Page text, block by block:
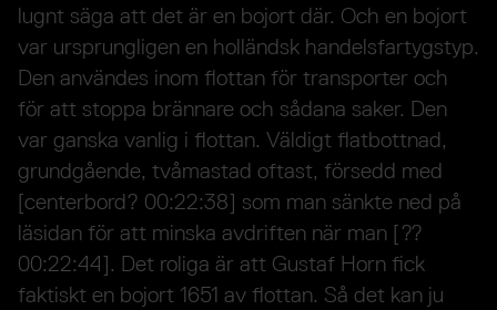
lugnt säga att det är en bojort där. Och en bojort
var ursprungligen en holländsk handelsfartygstyp.
Den användes inom flottan för transporter och
för att stoppa brännare och sådana saker. Den
var ganska vanlig i flottan. Väldigt flatbottnad,
grundgående, tvåmastad oftast, försedd med
[centerbord? 00:22:38] som man sänkte ned på
läsidan för att minska avdriften när man [??
00:22:44]. Det roliga är att Gustaf Horn fick
faktiskt en bojort 1651 av flottan. Så det kan ju